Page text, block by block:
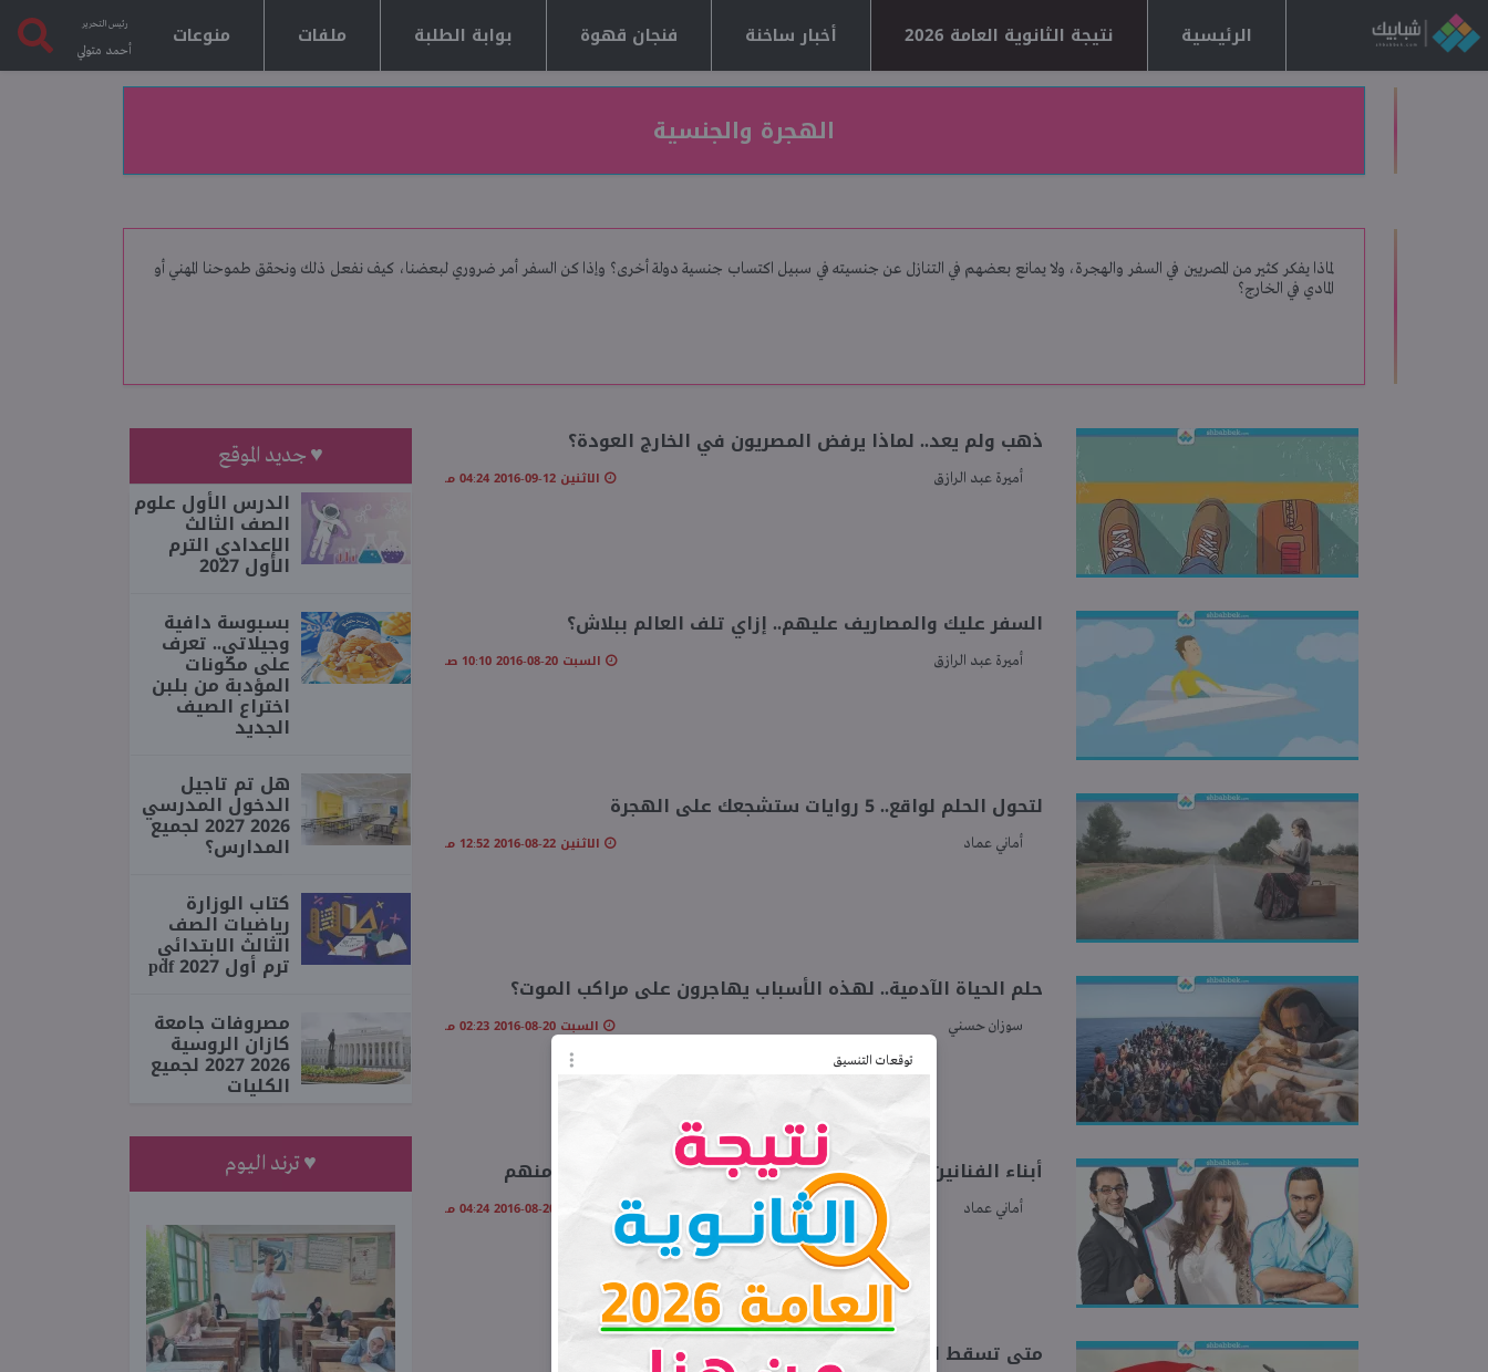
توقعات التنسيق
الرئيسية نتيجة الثانوية العامة 2026 أخبار ساخنة فنجان قهوة بوابة الطلبة ملفات منوعات رئيس التحرير
أحمد متولي
الهجرة والجنسية
لماذا يفكر كثير من المصريين في السفر والهجرة، ولا يمانع بعضهم في التنازل عن جنسيته في سبيل اكتساب جنسية دولة أخرى؟ وإذا كن السفر أمر ضروري لبعضنا، كيف نفعل ذلك ونحقق طموحنا المهني أو
المادي في الخارج؟
ذهب ولم يعد.. لماذا يرفض المصريون في الخارج العودة؟
أميرة عبد الرازق الاثنين 12-09-2016 04:24 مـ
السفر عليك والمصاريف عليهم.. إزاي تلف العالم ببلاش؟
أميرة عبد الرازق السبت 20-08-2016 10:10 صـ
لتحول الحلم لواقع.. 5 روايات ستشجعك على الهجرة
أماني عماد الاثنين 22-08-2016 12:52 مـ
حلم الحياة الآدمية.. لهذه الأسباب يهاجرون على مراكب الموت؟
سوزان حسني السبت 20-08-2016 02:23 مـ
أبناء الفنانين حاملو الجنسية الأمريكية.. سليم أحمد حلمي منهم
أماني عماد
متى تسقط الجنسية المصرية عنك؟.. (انفوجراف)
♥ جديد الموقع
الدرس الأول علوم
الصف الثالث
الإعدادي الترم
الأول 2027
بسبوسة دافية
وجيلاتي.. تعرف
على مكونات
المؤدبة من بلبن
اختراع الصيف
الجديد
هل تم تاجيل
الدخول المدرسي
2026 2027 لجميع
المدارس؟
كتاب الوزارة
رياضيات الصف
الثالث الابتدائي
ترم أول 2027 pdf
مصروفات جامعة
كازان الروسية
2026 2027 لجميع
الكليات
♥ ترند اليوم